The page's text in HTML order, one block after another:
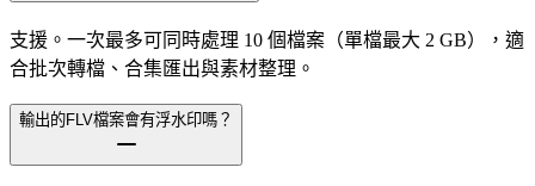
支援。一次最多可同時處理 10 個檔案（單檔最大 2 GB），適
合批次轉檔、合集匯出與素材整理。
輸出的FLV檔案會有浮水印嗎？